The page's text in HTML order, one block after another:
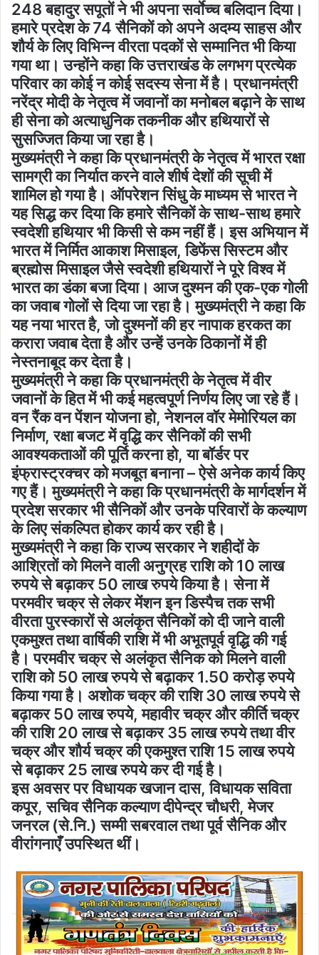
248 बहादुर सपूतों ने भी अपना सर्वाेच्च बलिदान दिया।
हमारे प्रदेश के 74 सैनिकों को अपने अदम्य साहस और
शौर्य के लिए विभिन्न वीरता पदकों से सम्मानित भी किया
गया था। उन्होंने कहा कि उत्तराखंड के लगभग प्रत्येक
परिवार का कोई न कोई सदस्य सेना में है। प्रधानमंत्री
नरेंद्र मोदी के नेतृत्व में जवानों का मनोबल बढ़ाने के साथ
ही सेना को अत्याधुनिक तकनीक और हथियारों से
सुसज्जित किया जा रहा है।
मुख्यमंत्री ने कहा कि प्रधानमंत्री के नेतृत्व में भारत रक्षा
सामग्री का निर्यात करने वाले शीर्ष देशों की सूची में
शामिल हो गया है। ऑपरेशन सिंधु के माध्यम से भारत ने
यह सिद्ध कर दिया कि हमारे सैनिकों के साथ-साथ हमारे
स्वदेशी हथियार भी किसी से कम नहीं हैं। इस अभियान में
भारत में निर्मित आकाश मिसाइल, डिफेंस सिस्टम और
ब्रह्मोस मिसाइल जैसे स्वदेशी हथियारों ने पूरे विश्व में
भारत का डंका बजा दिया। आज दुश्मन की एक-एक गोली
का जवाब गोलों से दिया जा रहा है। मुख्यमंत्री ने कहा कि
यह नया भारत है, जो दुश्मनों की हर नापाक हरकत का
करारा जवाब देता है और उन्हें उनके ठिकानों में ही
नेस्तनाबूद कर देता है।
मुख्यमंत्री ने कहा कि प्रधानमंत्री के नेतृत्व में वीर
जवानों के हित में भी कई महत्वपूर्ण निर्णय लिए जा रहे हैं।
वन रैंक वन पेंशन योजना हो, नेशनल वॉर मेमोरियल का
निर्माण, रक्षा बजट में वृद्धि कर सैनिकों की सभी
आवश्यकताओं की पूर्ति करना हो, या बॉर्डर पर
इंफ्रास्ट्रक्चर को मजबूत बनाना – ऐसे अनेक कार्य किए
गए हैं। मुख्यमंत्री ने कहा कि प्रधानमंत्री के मार्गदर्शन में
प्रदेश सरकार भी सैनिकों और उनके परिवारों के कल्याण
के लिए संकल्पित होकर कार्य कर रही है।
मुख्यमंत्री ने कहा कि राज्य सरकार ने शहीदों के
आश्रितों को मिलने वाली अनुग्रह राशि को 10 लाख
रुपये से बढ़ाकर 50 लाख रुपये किया है। सेना में
परमवीर चक्र से लेकर मेंशन इन डिस्पैच तक सभी
वीरता पुरस्कारों से अलंकृत सैनिकों को दी जाने वाली
एकमुश्त तथा वार्षिकी राशि में भी अभूतपूर्व वृद्धि की गई
है। परमवीर चक्र से अलंकृत सैनिक को मिलने वाली
राशि को 50 लाख रुपये से बढ़ाकर 1.50 करोड़ रुपये
किया गया है। अशोक चक्र की राशि 30 लाख रुपये से
बढ़ाकर 50 लाख रुपये, महावीर चक्र और कीर्ति चक्र
की राशि 20 लाख से बढ़ाकर 35 लाख रुपये तथा वीर
चक्र और शौर्य चक्र की एकमुश्त राशि 15 लाख रुपये
से बढ़ाकर 25 लाख रुपये कर दी गई है।
इस अवसर पर विधायक खजान दास, विधायक सविता
कपूर, सचिव सैनिक कल्याण दीपेन्द्र चौधरी, मेजर
जनरल (से.नि.) सम्मी सबरवाल तथा पूर्व सैनिक और
वीरांगनाएँ उपस्थित थीं।